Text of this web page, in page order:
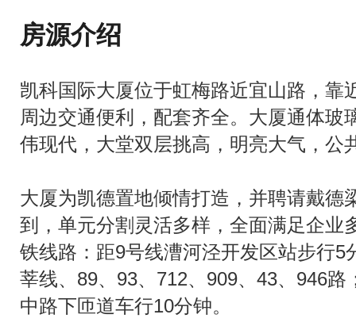
房源介绍
凯科国际大厦位于虹梅路近宜山路，靠
周边交通便利，配套齐全。大厦通体玻
伟现代，大堂双层挑高，明亮大气，公
大厦为凯德置地倾情打造，并聘请戴德
到，单元分割灵活多样，全面满足企业
铁线路：距9号线漕河泾开发区站步行5
莘线、89、93、712、909、43、946
中路下匝道车行10分钟。